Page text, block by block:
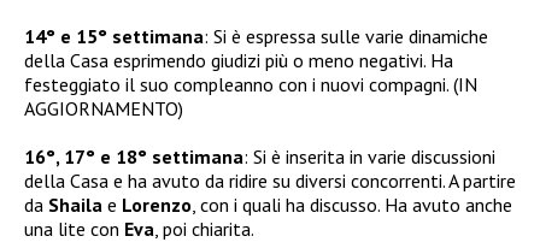
14° e 15° settimana: Si è espressa sulle varie dinamiche
della Casa esprimendo giudizi più o meno negativi. Ha
festeggiato il suo compleanno con i nuovi compagni. (IN
AGGIORNAMENTO)
16°, 17° e 18° settimana: Si è inserita in varie discussioni
della Casa e ha avuto da ridire su diversi concorrenti. A partire
da Shaila e Lorenzo , con i quali ha discusso. Ha avuto anche
una lite con Eva , poi chiarita.